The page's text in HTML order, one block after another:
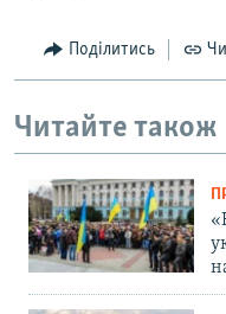
Поділитись
Читайте також